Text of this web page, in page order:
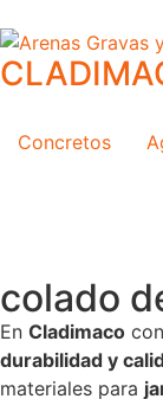
Concretos
colado
En Cladimaco
durabilidad y
materiales para